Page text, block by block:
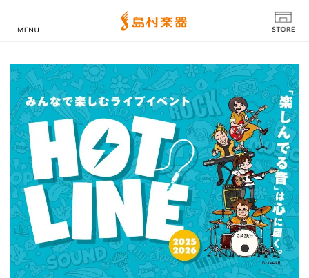
店舗情報